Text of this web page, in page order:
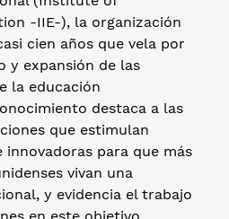
-IIE-), la organización
cien años que vela por
y expansión de las
la educación
destaca a las
que estimulan
innovadoras para que más
vivan una
y evidencia el trabajo
en este objetivo.